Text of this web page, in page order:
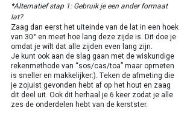
*Alternatief stap 1: Gebruik je een ander formaat
lat?
Zaag dan eerst het uiteinde van de lat in een hoek
van 30° en meet hoe lang deze zijde is. Dit doe je
omdat je wilt dat alle zijden even lang zijn.
Je kunt ook aan de slag gaan met de wiskundige
rekenmethode van “sos/cas/toa” maar opmeten
is sneller en makkelijker:). Teken de afmeting die
je zojuist gevonden hebt af op het hout en zaag
dit deel uit. Ook dit herhaal je 6 keer zodat je alle
zes de onderdelen hebt van de kerstster.